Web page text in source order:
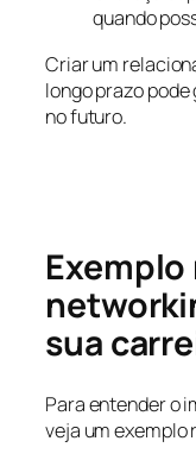
quando
Criar um
longo prazo
no futuro.
sua
Para entender o
veja um exemplo